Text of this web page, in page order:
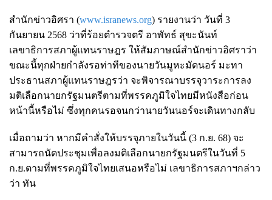
สำนักข่าวอิศรา (www.isranews.org) รายงานว่า วันที่ 3
กันยายน 2568 ว่าที่ร้อยตำรวจตรี อาพัทธ์ สุขะนันท์
เลขาธิการสภาผู้แทนราษฎร ให้สัมภาษณ์สำนักข่าวอิศราว่า
ขณะนี้ทุกฝ่ายกำลังรอท่าทีของนายวันมูหะมัดนอร์ มะทา
ประธานสภาผู้แทนราษฎรว่า จะพิจารณาบรรจุวาระการลง
มติเลือกนายกรัฐมนตรีตามที่พรรคภูมิใจไทยมีหนังสือก่อน
หน้านี้หรือไม่ ซึ่งทุกคนรอจนกว่านายวันนอร์จะเดินทางกลับ
เมื่อถามว่า หากมีคำสั่งให้บรรจุภายในวันนี้ (3 ก.ย. 68) จะ
สามารถนัดประชุมเพื่อลงมติเลือกนายกรัฐมนตรีในวันที่ 5
ก.ย.ตามที่พรรคภูมิใจไทยเสนอหรือไม่ เลขาธิการสภาฯกล่าว
ว่า ทัน